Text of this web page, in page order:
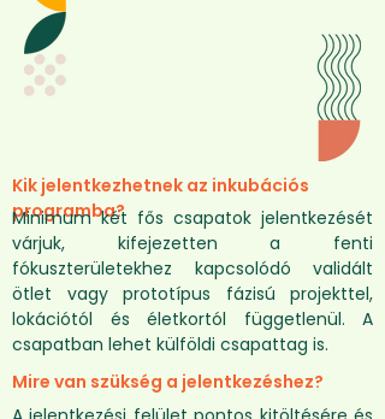
Pitch deck és one-pager elkészítése
Pitch felkészítés
Kik jelentkezhetnek az inkubációs
programba?
Minimum két fős csapatok jelentkezését
várjuk, kifejezetten a fenti
fókuszterületekhez kapcsolódó validált
ötlet vagy prototípus fázisú projekttel,
lokációtól és életkortól függetlenül. A
csapatban lehet külföldi csapattag is.
Mire van szükség a jelentkezéshez?